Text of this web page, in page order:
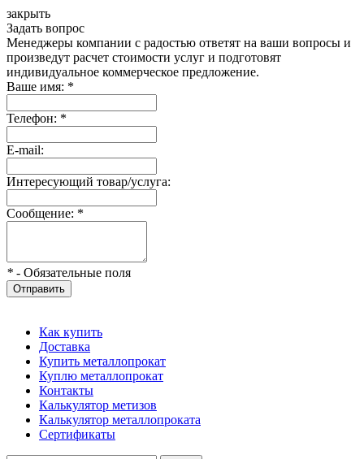
закрыть
Задать вопрос
Менеджеры компании с радостью ответят на ваши вопросы и
произведут расчет стоимости услуг и подготовят
индивидуальное коммерческое предложение.
Ваше имя: *
Телефон: *
E-mail:
Интересующий товар/услуга:
Сообщение: *
* - Обязательные поля
Отправить
Как купить
Доставка
Купить металлопрокат
Куплю металлопрокат
Контакты
Калькулятор метизов
Калькулятор металлопроката
Сертификаты